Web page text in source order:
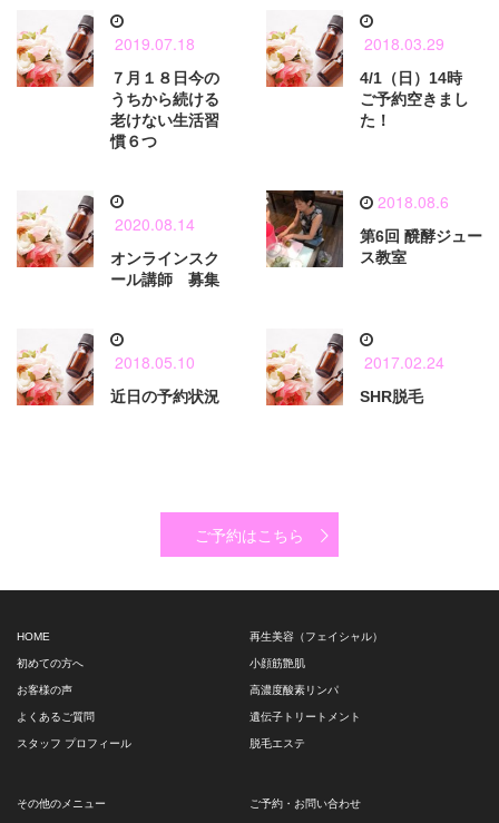
2019.07.18
７月１８日今の
うちから続ける
老けない生活習
慣６つ
2018.03.29
4/1（日）14時
ご予約空きまし
た！
2020.08.14
オンラインスク
ール講師 募集
2018.08.6
第6回 醗酵ジュー
ス教室
2018.05.10
近日の予約状況
2017.02.24
SHR脱毛
ご予約はこちら
HOME
初めての方へ
お客様の声
よくあるご質問
スタッフ プロフィール
再生美容（フェイシャル）
小顔筋艶肌
高濃度酸素リンパ
遺伝子トリートメント
脱毛エステ
その他のメニュー ご予約・お問い合わせ